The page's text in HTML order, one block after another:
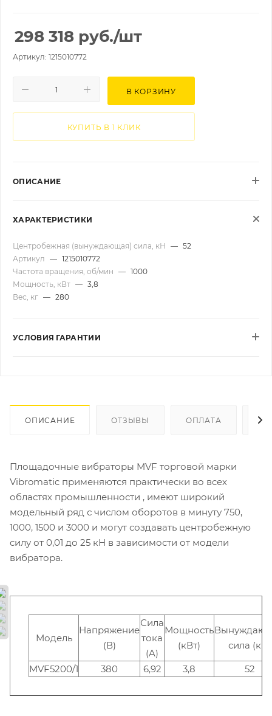
298 318 руб./шт
Артикул: 1215010772
В КОРЗИНУ
КУПИТЬ В 1 КЛИК
ОПИСАНИЕ
ХАРАКТЕРИСТИКИ
Центробежная (вынуждающая) сила, кН — 52
Артикул — 1215010772
Частота вращения, об/мин — 1000
Мощность, кВт — 3,8
Вес, кг — 280
УСЛОВИЯ ГАРАНТИИ
ОПИСАНИЕ ОТЗЫВЫ ОПЛАТА
Площадочные вибраторы MVF торговой марки
Vibromatic применяются практически во всех
областях промышленности , имеют широкий
модельный ряд с числом оборотов в минуту 750,
1000, 1500 и 3000 и могут создавать центробежную
силу от 0,01 до 25 кН в зависимости от модели
вибратора.
Модель
Напряжение
(В)
Сила
тока
(A)
Мощность
(кВт)
сила (кН)
MVF5200/1 380 6,92 3,8 52